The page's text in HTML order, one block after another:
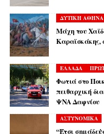
ΔΥΤΙΚΗ ΑΘΗΝΑ
Μάχη του
Καραϊσκάκης,
ΕΛΛΑΔΑ
Φωτιά στο
πειθαρχική
ΨΝΑ Δαφνίου
ΑΣΤΥΝΟΜΙΚΑ
“Έτσι